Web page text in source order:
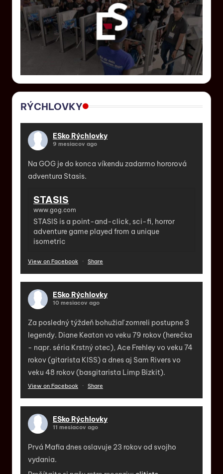
RÝCHLOVKY
ESko Rýchlovky
9 mesiacov ago
Na GOG je do konca víkendu zadarmo hororová
adventura Stasis.
STASIS
www.gog.com
STASIS is a point-and-click, sci-fi, horror
adventure game played from a unique
isometric
View on Facebook · Share
ESko Rýchlovky
10 mesiacov ago
Za posledný týždeň bohužiaľ zomreli postupne 3
legendy. Diane Keaton vo veku 79 rokov (herečka
- napr. séria Krstný otec), Ace Frehley vo veku 74
rokov (gitarista KISS) a dnes aj Sam Rivers vo
veku 48 rokov (basgitarista Limp Bizkit).
View on Facebook · Share
ESko Rýchlovky
11 mesiacov ago
Prvá Mafia dnes oslavuje 23 rokov od svojho
vydania.